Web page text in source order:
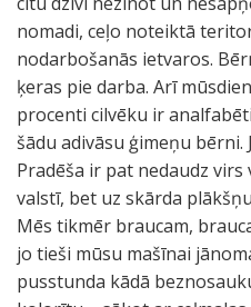
nomadi, ceļo noteiktā
nodarbošanās ietvaros.
ķeras pie darba. Arī
procenti cilvēku ir
šādu adivāsu ģimeņu bērni.
Pradēša ir pat nedaudz
valstī, bet uz skārda
Mēs tikmēr braucam,
jo tieši mūsu mašīnai
pusstunda kādā